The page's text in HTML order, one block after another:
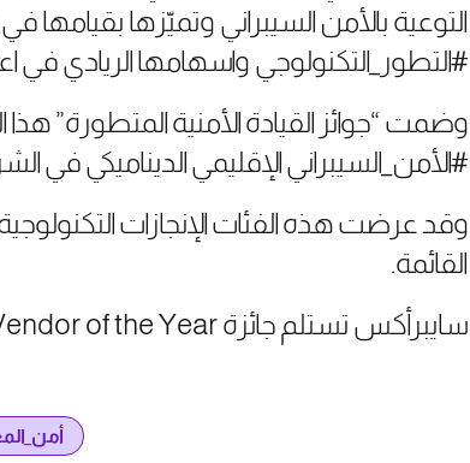
التوعية بالأمن السيبراني وتميّزها
#التطور_التكنولوجي واسهامها الريادي
#الأمن_السيبراني الإقليمي الديناميكي في
وقد عرضت هذه الفئات الإنجازات
القائمة.
سايبرأكس تستلم جائزة Emerging Security Vendor of the Year